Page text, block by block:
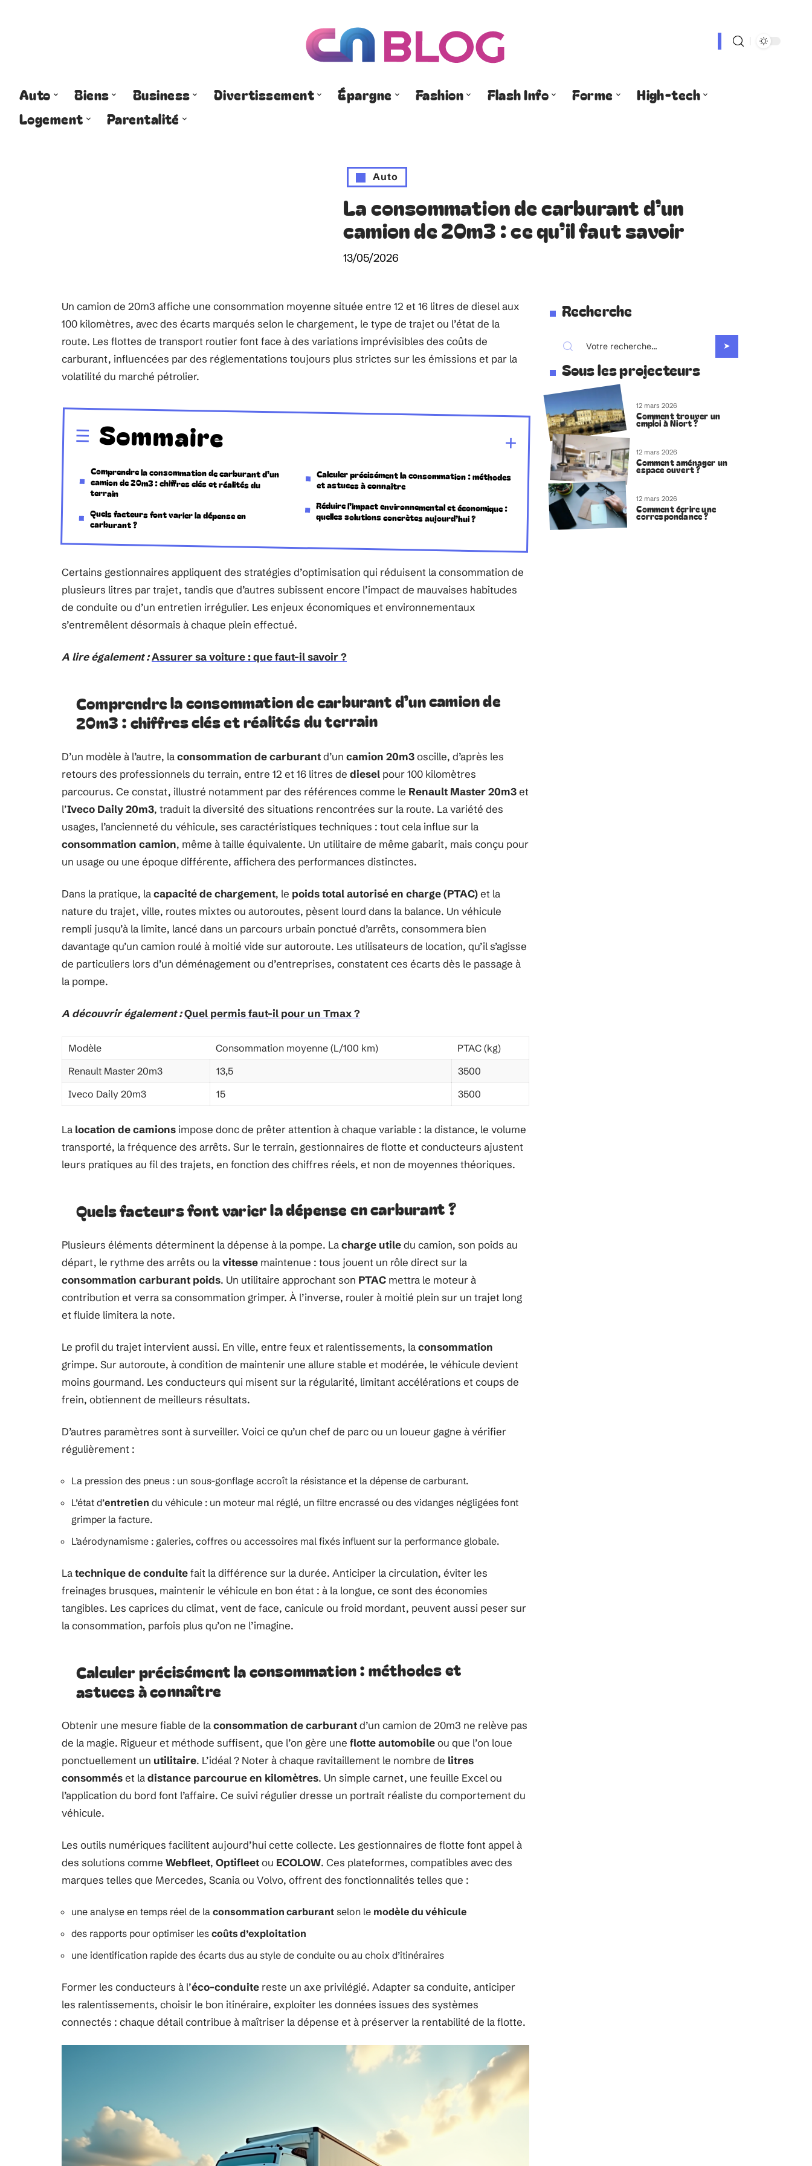
Auto Biens Business Divertissement Épargne Fashion Flash Info Forme
High-tech
Logement
Parentalité
Auto
La consommation de carburant d’un
camion de 20m3 : ce qu’il faut savoir
13/05/2026
Un camion de 20m3 affiche une consommation moyenne située entre 12 et 16 litres de diesel aux
100 kilomètres, avec des écarts marqués selon le chargement, le type de trajet ou l’état de la
route. Les flottes de transport routier font face à des variations imprévisibles des coûts de
carburant, influencées par des réglementations toujours plus strictes sur les émissions et par la
volatilité du marché pétrolier.
Sommaire
Comprendre la consommation de carburant d’un
camion de 20m3 : chiffres clés et réalités du
terrain
Quels facteurs font varier la dépense en
carburant ?
Calculer précisément la consommation : méthodes
et astuces à connaître
Réduire l’impact environnemental et économique :
quelles solutions concrètes aujourd’hui ?
Certains gestionnaires appliquent des stratégies d’optimisation qui réduisent la consommation de
plusieurs litres par trajet, tandis que d’autres subissent encore l’impact de mauvaises habitudes
de conduite ou d’un entretien irrégulier. Les enjeux économiques et environnementaux
s’entremêlent désormais à chaque plein effectué.
A lire également :Assurer sa voiture : que faut-il savoir ?
Comprendre la consommation de carburant d’un camion de
20m3 : chiffres clés et réalités du terrain
D’un modèle à l’autre, laconsommation de carburantd’un camion 20m3oscille, d’après les
retours des professionnels du terrain, entre 12 et 16 litres de diesel pour 100 kilomètres
parcourus. Ce constat, illustré notamment par des références comme le Renault Master 20m3et
l’Iveco Daily 20m3, traduit la diversité des situations rencontrées sur la route. La variété des
usages, l’ancienneté du véhicule, ses caractéristiques techniques : tout cela influe sur la
consommation camion, même à taille équivalente. Un utilitaire de même gabarit, mais conçu pour
un usage ou une époque différente, affichera des performances distinctes.
Dans la pratique, lacapacité de chargement, le poids total autorisé en charge (PTAC)et la
nature du trajet, ville, routes mixtes ou autoroutes, pèsent lourd dans la balance. Un véhicule
rempli jusqu’à la limite, lancé dans un parcours urbain ponctué d’arrêts, consommera bien
davantage qu’un camion roulé à moitié vide sur autoroute. Les utilisateurs de location, qu’il s’agisse
de particuliers lors d’un déménagement ou d’entreprises, constatent ces écarts dès le passage à
la pompe.
A découvrir également :Quel permis faut-il pour un Tmax ?
Modèle Consommation moyenne (L/100 km)
PTAC (kg)
Renault Master 20m3
13,5
3500
Iveco Daily 20m3
15 3500
La location de camions impose donc de prêter attention à chaque variable : la distance, le volume
transporté, la fréquence des arrêts. Sur le terrain, gestionnaires de flotte et conducteurs ajustent
leurs pratiques au fil des trajets, en fonction des chiffres réels, et non de moyennes théoriques.
Quels facteurs font varier la dépense en carburant ?
Plusieurs éléments déterminent la dépense à la pompe. Lacharge utiledu camion, son poids au
départ, le rythme des arrêts ou lavitesse maintenue : tous jouent un rôle direct sur la
consommation carburant poids. Un utilitaire approchant son PTAC mettra le moteur à
contribution et verra sa consommation grimper. À l’inverse, rouler à moitié plein sur un trajet long
et fluide limitera la note.
Le profil du trajet intervient aussi. En ville, entre feux et ralentissements, laconsommation
grimpe. Sur autoroute, à condition de maintenir une allure stable et modérée, le véhicule devient
moins gourmand. Les conducteurs qui misent sur la régularité, limitant accélérations et coups de
frein, obtiennent de meilleurs résultats.
D’autres paramètres sont à surveiller. Voici ce qu’un chef de parc ou un loueur gagne à vérifier
régulièrement :
La pression des pneus : un sous-gonflage accroît la résistance et la dépense de carburant.
L’état d’entretien du véhicule : un moteur mal réglé, un filtre encrassé ou des vidanges négligées font
grimper la facture.
L’aérodynamisme : galeries, coffres ou accessoires mal fixés influent sur la performance globale.
Latechnique de conduitefait la différence sur la durée. Anticiper la circulation, éviter les
freinages brusques, maintenir le véhicule en bon état : à la longue, ce sont des économies
tangibles. Les caprices du climat, vent de face, canicule ou froid mordant, peuvent aussi peser sur
la consommation, parfois plus qu’on ne l’imagine.
Calculer précisément la consommation : méthodes et
astuces à connaître
Obtenir une mesure fiable de laconsommation de carburantd’un camion de 20m3 ne relève pas
de la magie. Rigueur et méthode suffisent, que l’on gère une flotte automobileou que l’on loue
ponctuellement un utilitaire. L’idéal ? Noter à chaque ravitaillement le nombre de litres
consomméset ladistance parcourue en kilomètres. Un simple carnet, une feuille Excel ou
l’application du bord font l’affaire. Ce suivi régulier dresse un portrait réaliste du comportement du
véhicule.
Les outils numériques facilitent aujourd’hui cette collecte. Les gestionnaires de flotte font appel à
des solutions comme Webfleet, Optifleetou ECOLOW. Ces plateformes, compatibles avec des
marques telles que Mercedes, Scania ou Volvo, offrent des fonctionnalités telles que :
une analyse en temps réel de la consommation carburant selon le modèle du véhicule
des rapports pour optimiser les coûts d’exploitation
une identification rapide des écarts dus au style de conduite ou au choix d’itinéraires
Former les conducteurs à l’éco-conduite reste un axe privilégié. Adapter sa conduite, anticiper
les ralentissements, choisir le bon itinéraire, exploiter les données issues des systèmes
connectés : chaque détail contribue à maîtriser la dépense et à préserver la rentabilité de la flotte.
Recherche
Sous les projecteurs
12 mars 2026
Comment trouver un
emploi à Niort ?
12 mars 2026
Comment aménager un
espace ouvert ?
12 mars 2026
Comment écrire une
correspondance ?